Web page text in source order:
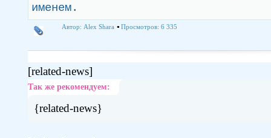
именем.
Автор: Alex Shara Просмотров: 6 335
[related-news]
Так же рекомендуем:
{related-news}